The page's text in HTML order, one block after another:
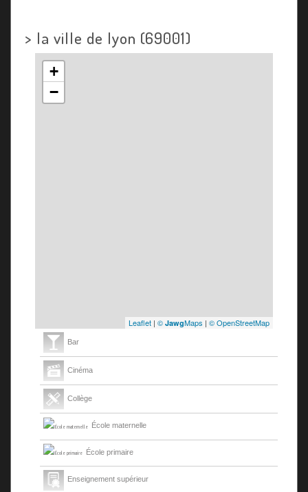
> la ville de lyon (69001)
+
−
Leaflet | © JawgMaps | © OpenStreetMap
Bar
Cinéma
Collège
École maternelle
École primaire
Enseignement supérieur